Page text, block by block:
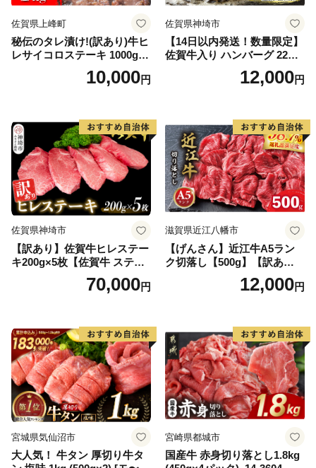
佐賀県上峰町
秘伝のタレ漬け!(訳あり)牛ヒ
レサイコロステーキ 1000g
10,000円
佐賀県神埼市
【14日以内発送！数量限定】
佐賀牛入り ハンバーグ 22個
2.6kg(120g×22個)【佐賀牛
黒毛和牛 ブランド牛 九州 ハ
気】(H083106)
12,000円
佐賀県神埼市
【訳あり】佐賀牛ヒレステー
キ200g×5枚【佐賀牛 ステー
キ ブランド肉 ヒレ肉 フィレ
肉 ジューシー ヘルシー】(H0
70,000円
滋賀県近江八幡市
【げんさん】近江牛A5ラン
ク切落し【500g】【訳あり】
12,000円
宮城県気仙沼市
大人気！ 牛タン 厚切り牛タ
宮崎県都城市
国産牛 赤身切り落とし1.8kg